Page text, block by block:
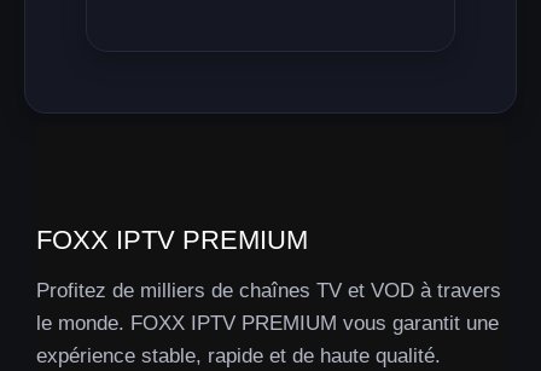
FOXX IPTV PREMIUM
Profitez de milliers de chaînes TV et VOD à travers
le monde. FOXX IPTV PREMIUM vous garantit une
expérience stable, rapide et de haute qualité.